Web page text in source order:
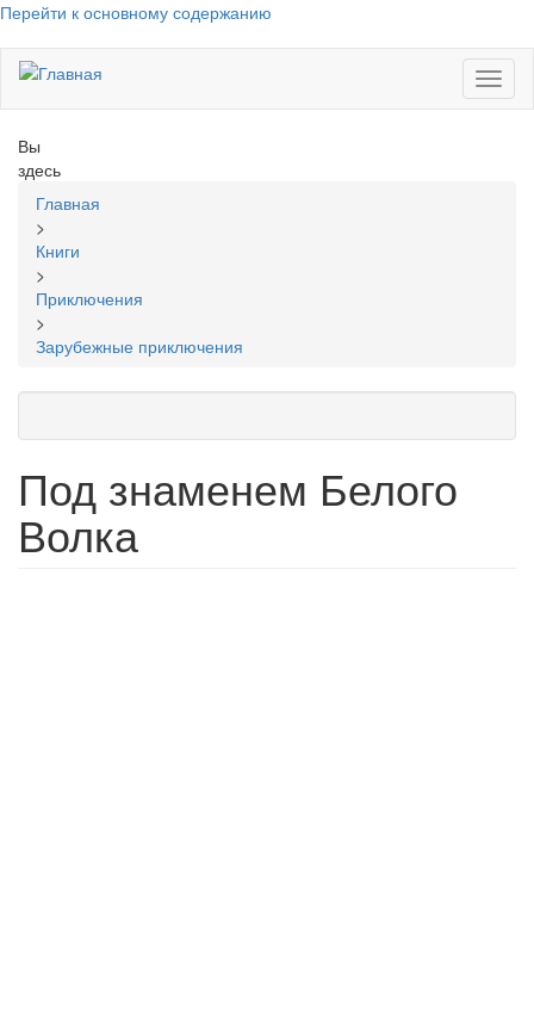
Перейти к основному содержанию
Вы
здесь
Главная
>
Книги
>
Приключения
>
Зарубежные приключения
Под знаменем Белого
Волка